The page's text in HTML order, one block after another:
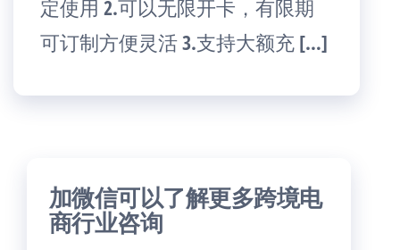
定使用 2.可以无限开卡，有限期
可订制方便灵活 3.支持大额充 […]
加微信可以了解更多跨境电
商行业咨询